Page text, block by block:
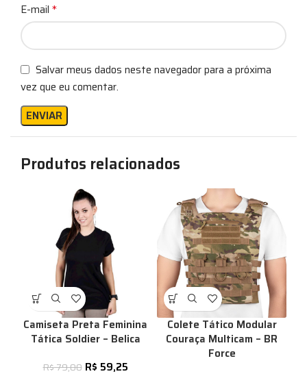
E-mail *
Salvar meus dados neste navegador para a próxima
vez que eu comentar.
Produtos relacionados
Camiseta Preta Feminina
Tática Soldier – Belica
R$79,00 R$ 59,25
Colete Tático Modular
Couraça Multicam – BR
Force